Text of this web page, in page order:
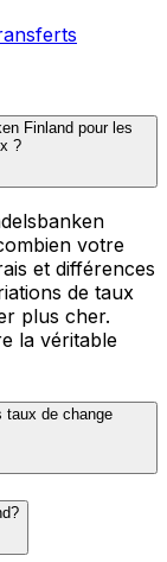
Finland pour les
?
votre
et différences
de taux
plus cher.
la véritable
taux de change